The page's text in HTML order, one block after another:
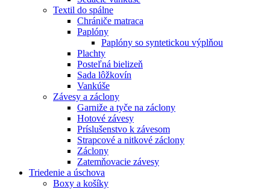
Textil do spálne
Chrániče matraca
Paplóny
Paplóny so syntetickou výplňou
Plachty
Posteľná bielizeň
Sada lôžkovín
Vankúše
Závesy a záclony
Garniže a tyče na záclony
Hotové závesy
Príslušenstvo k závesom
Strapcové a nitkové záclony
Záclony
Zatemňovacie závesy
Triedenie a úschova
Boxy a košíky